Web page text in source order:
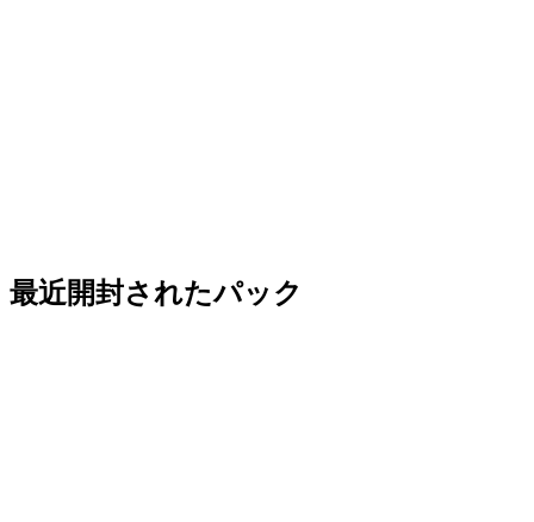
最近開封されたパック